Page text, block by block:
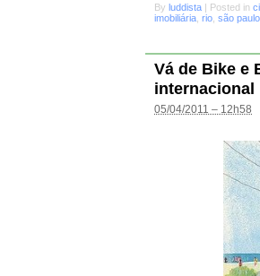
By luddista | Posted in
imobiliária rio são paulo
Vá de Bike e
internacional
05/04/2011 – 12h58